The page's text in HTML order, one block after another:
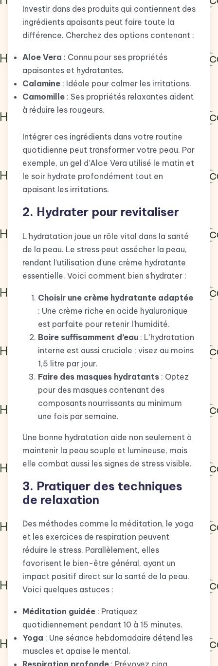
Investir dans des produits qui contiennent des
ingrédients apaisants peut faire toute la
différence. Cherchez des options contenant :
Aloe Vera : Connu pour ses propriétés
apaisantes et hydratantes.
Calamine : Idéale pour calmer les irritations.
Camomille : Ses propriétés relaxantes aident
à réduire les rougeurs.
Intégrer ces ingrédients dans votre routine
quotidienne peut transformer votre peau. Par
exemple, un gel d’Aloe Vera utilisé le matin et
le soir hydrate profondément tout en
apaisant les irritations.
2. Hydrater pour revitaliser
L’hydratation joue un rôle vital dans la santé
de la peau. Le stress peut assécher la peau,
rendant l’utilisation d’une crème hydratante
essentielle. Voici comment bien s’hydrater :
Choisir une crème hydratante adaptée
: Une crème riche en acide hyaluronique
est parfaite pour retenir l’humidité.
Boire suffisamment d’eau : L’hydratation
interne est aussi cruciale ; visez au moins
1,5 litre par jour.
Faire des masques hydratants : Optez
pour des masques contenant des
composants nourrissants au minimum
une fois par semaine.
Une bonne hydratation aide non seulement à
maintenir la peau souple et lumineuse, mais
elle combat aussi les signes de stress visible.
3. Pratiquer des techniques
de relaxation
Des méthodes comme la méditation, le yoga
et les exercices de respiration peuvent
réduire le stress. Parallèlement, elles
favorisent le bien-être général, ayant un
impact positif direct sur la santé de la peau.
Voici quelques astuces :
Méditation guidée : Pratiquez
quotidiennement pendant 10 à 15 minutes.
Yoga : Une séance hebdomadaire détend les
muscles et apaise le mental.
Respiration profonde : Prévoyez cinq